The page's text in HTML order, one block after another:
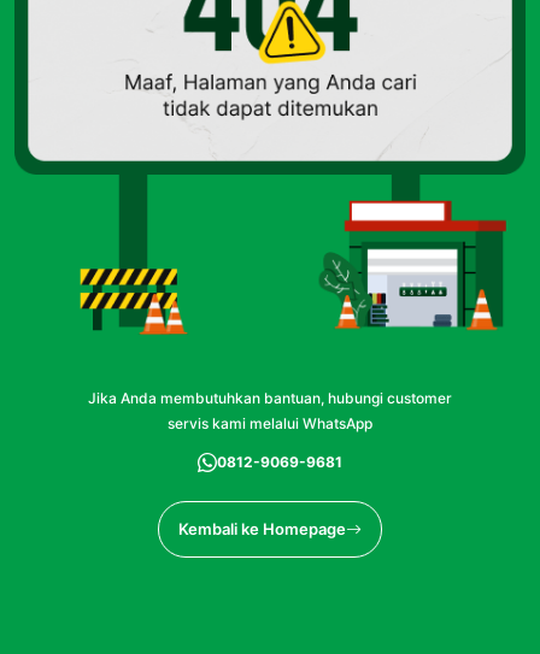
Jika Anda membutuhkan bantuan, hubungi customer
servis kami melalui WhatsApp
0812-9069-9681
Kembali ke Homepage